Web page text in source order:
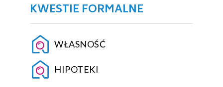
KWESTIE FORMALNE
WŁASNOŚĆ
HIPOTEKI